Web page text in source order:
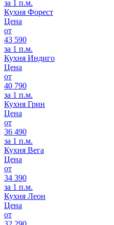
за 1 п.м.
Кухня Форест
Цена
от
43 590
за 1 п.м.
Кухня Индиго
Цена
от
40 790
за 1 п.м.
Кухня Грин
Цена
от
36 490
за 1 п.м.
Кухня Вега
Цена
от
34 390
за 1 п.м.
Кухня Леон
Цена
от